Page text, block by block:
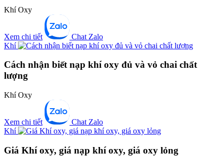
Khí Oxy
Xem chi tiết
Chat Zalo
Khí
Cách nhận biết nạp khí oxy đủ và vỏ chai chất
lượng
Khí Oxy
Xem chi tiết
Chat Zalo
Khí
Giá Khí oxy, giá nạp khí oxy, giá oxy lỏng